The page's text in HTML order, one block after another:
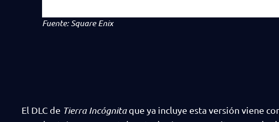
Fuente: Square Enix
El DLC de Tierra Incógnitaque ya incluye esta versión viene